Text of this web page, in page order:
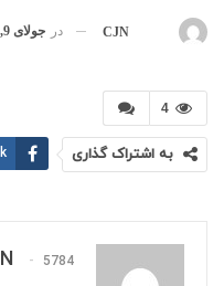
CJN در جولای 9, 2026
4
به اشتراک گذاری
5784 پست